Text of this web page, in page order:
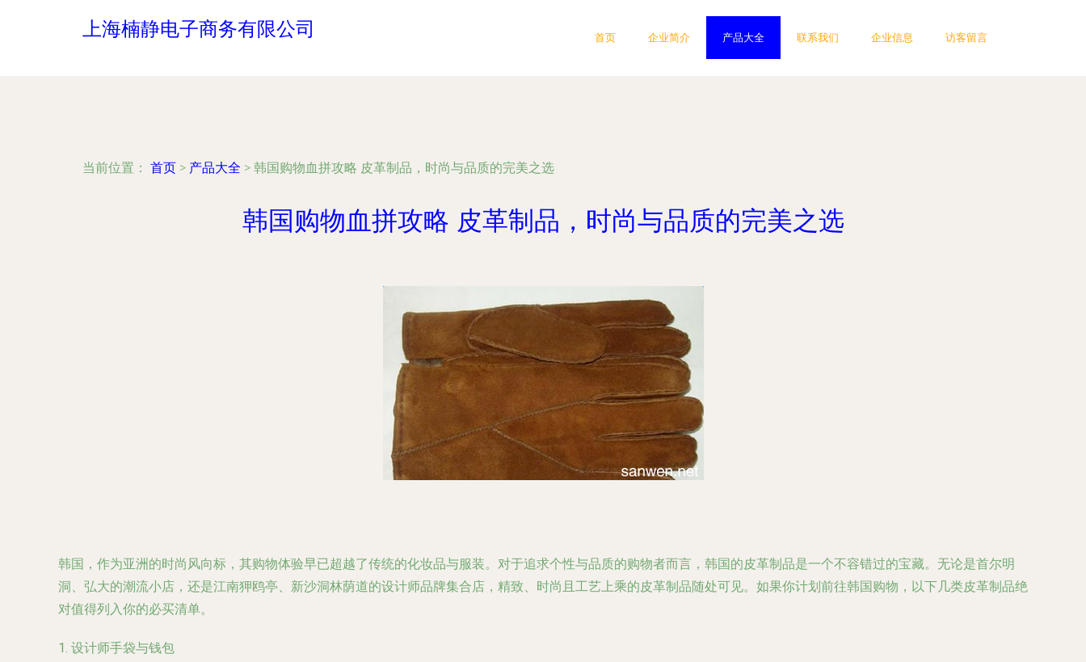
上海楠静电子商务有限公司 首页 企业简介 产品大全 联系我们 企业信息 访客留言
当前位置： 首页 > 产品大全 > 韩国购物血拼攻略 皮革制品，时尚与品质的完美之选
韩国购物血拼攻略 皮革制品，时尚与品质的完美之选
韩国，作为亚洲的时尚风向标，其购物体验早已超越了传统的化妆品与服装。对于追求个性与品质的购物者而言，韩国的皮革制品是一个不容错过的宝藏。无论是首尔明
洞、弘大的潮流小店，还是江南狎鸥亭、新沙洞林荫道的设计师品牌集合店，精致、时尚且工艺上乘的皮革制品随处可见。如果你计划前往韩国购物，以下几类皮革制品绝
对值得列入你的必买清单。
1. 设计师手袋与钱包